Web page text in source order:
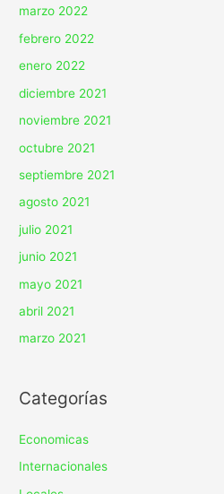
marzo 2022
febrero 2022
enero 2022
diciembre 2021
noviembre 2021
octubre 2021
septiembre 2021
agosto 2021
julio 2021
junio 2021
mayo 2021
abril 2021
marzo 2021
Categorías
Economicas
Internacionales